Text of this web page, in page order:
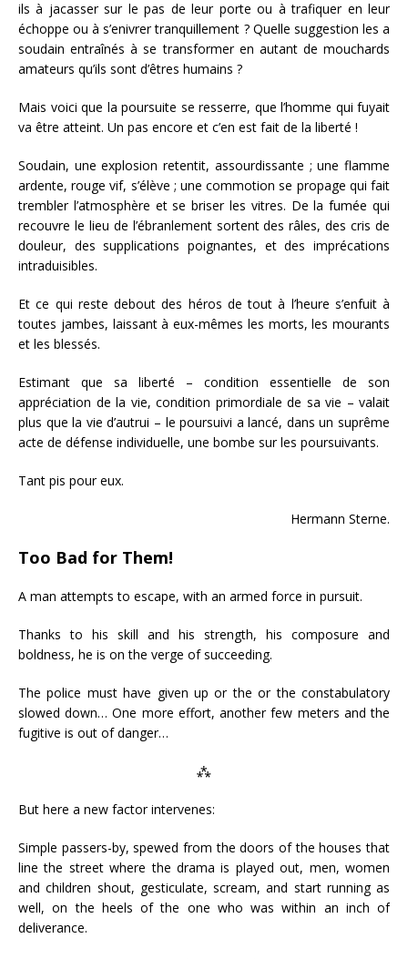
ils à jacasser sur le pas de leur porte ou à trafiquer en leur
échoppe ou à s’enivrer tranquillement ? Quelle suggestion les a
soudain entraînés à se transformer en autant de mouchards
amateurs qu’ils sont d’êtres humains ?
Mais voici que la poursuite se resserre, que l’homme qui fuyait
va être atteint. Un pas encore et c’en est fait de la liberté !
Soudain, une explosion retentit, assourdissante ; une flamme
ardente, rouge vif, s’élève ; une commotion se propage qui fait
trembler l’atmosphère et se briser les vitres. De la fumée qui
recouvre le lieu de l’ébranlement sortent des râles, des cris de
douleur, des supplications poignantes, et des imprécations
intraduisibles.
Et ce qui reste debout des héros de tout à l’heure s’enfuit à
toutes jambes, laissant à eux-mêmes les morts, les mourants
et les blessés.
Estimant que sa liberté – condition essentielle de son
appréciation de la vie, condition primordiale de sa vie – valait
plus que la vie d’autrui – le poursuivi a lancé, dans un suprême
acte de défense individuelle, une bombe sur les poursuivants.
Tant pis pour eux.
Hermann Sterne.
Too Bad for Them!
A man attempts to escape, with an armed force in pursuit.
Thanks to his skill and his strength, his composure and
boldness, he is on the verge of succeeding.
The police must have given up or the or the constabulatory
slowed down… One more effort, another few meters and the
fugitive is out of danger…
⁂
But here a new factor intervenes:
Simple passers-by, spewed from the doors of the houses that
line the street where the drama is played out, men, women
and children shout, gesticulate, scream, and start running as
well, on the heels of the one who was within an inch of
deliverance.